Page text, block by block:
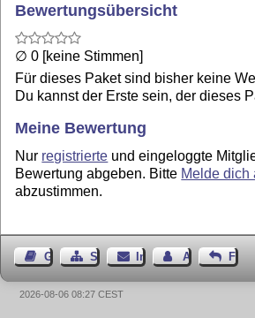
Bewertungsübersicht
∅ 0 [keine Stimmen]
Für dieses Paket sind bisher keine
Du kannst der Erste sein, der dieses
Meine Bewertung
Nur registrierte und eingeloggte
Bewertung abgeben. Bitte Melde dich
abzustimmen.
GästebuchSeiten-Struktur
ImpressumAutor
2026-08-06 08:27 CEST